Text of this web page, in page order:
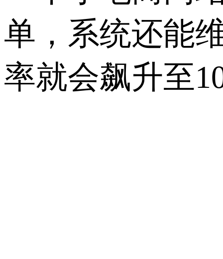
单，系统还能
率就会飙升至